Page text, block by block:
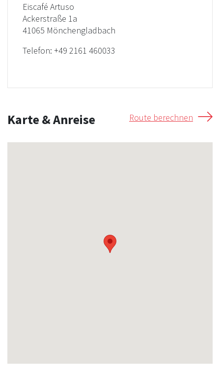
Eiscafé Artuso
Ackerstraße 1a
41065 Mönchengladbach
Telefon: +49 2161 460033
Karte & Anreise Route berechnen